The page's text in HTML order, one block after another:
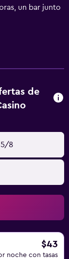
un bar junto
Hotel and
y artículos
con
de pelo.
incluyen
las
(pueden
incluyen
Se
Los servicios de
incluyen
aire libre de
de
8
$43
noche con tasas